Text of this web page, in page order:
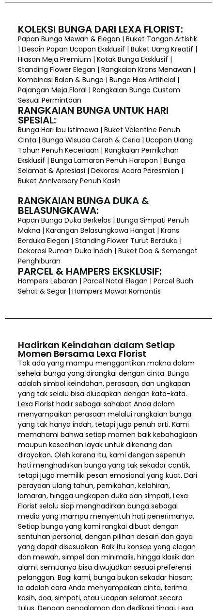
KOLEKSI BUNGA DARI LEXA FLORIST:
Papan Bunga Mewah & Elegan | Buket Tangan Artistik
| Desain Papan Ucapan Eksklusif | Buket Uang Kreatif |
Hiasan Meja Premium | Kotak Bunga Eksklusif |
Standing Flower Elegan | Rangkaian Krans Menawan |
Kombinasi Balon & Bunga | Bunga Hias Artificial |
Pajangan Meja Floral | Rangkaian Bunga Custom
Sesuai Permintaan
RANGKAIAN BUNGA UNTUK HARI
SPESIAL:
Bunga Hari Ibu Istimewa | Buket Valentine Penuh
Cinta | Bunga Wisuda Cerah & Ceria | Ucapan Ulang
Tahun Penuh Keceriaan | Rangkaian Pernikahan
Eksklusif | Bunga Lamaran Penuh Harapan | Bunga
Selamat & Apresiasi | Dekorasi Acara Peresmian |
Buket Anniversary Penuh Kasih
RANGKAIAN BUNGA DUKA &
BELASUNGKAWA:
Papan Bunga Duka Berkelas | Bunga Simpati Penuh
Makna | Karangan Belasungkawa Hangat | Krans
Berduka Elegan | Standing Flower Turut Berduka |
Dekorasi Rumah Duka Indah | Buket Doa & Semangat
Penghiburan
PARCEL & HAMPERS EKSKLUSIF:
Hampers Lebaran | Parcel Natal Elegan | Parcel Buah
Sehat & Segar | Hampers Mawar Romantis
Hadirkan Keindahan dalam Setiap
Momen Bersama Lexa Florist
Tak ada yang mampu menggantikan makna dalam
sehelai bunga yang dirangkai dengan cinta. Bunga
adalah simbol keindahan, perasaan, dan ungkapan
yang tak selalu bisa diucapkan dengan kata-kata.
Lexa Florist hadir sebagai sahabat Anda dalam
menyampaikan perasaan melalui rangkaian bunga
yang tak hanya indah, tetapi juga penuh arti. Kami
memahami bahwa setiap momen baik kebahagiaan
maupun kesedihan layak untuk dikenang dan
dirayakan. Oleh karena itu, kami dengan sepenuh
hati menghadirkan bunga yang tak sekadar cantik,
tetapi juga memiliki pesan emosional yang kuat. Dari
perayaan ulang tahun, pernikahan, kelahiran,
lamaran, hingga ungkapan duka dan simpati, Lexa
Florist selalu siap menghadirkan bunga sebagai
media yang mampu menyentuh hati penerimanya.
Setiap bunga yang kami rangkai dibuat dengan
sentuhan personal, dengan pilihan desain dan gaya
yang dapat disesuaikan. Baik itu konsep yang elegan
dan mewah, simpel dan minimalis, hingga klasik dan
alami, semuanya bisa diwujudkan sesuai preferensi
pelanggan. Bagi kami, bunga bukan sekadar hiasan;
ia adalah cara Anda menyampaikan cinta, terima
kasih, doa, simpati, atau ucapan selamat secara
tulus. Dengan pengalaman dan dedikasi tinggi, Lexa